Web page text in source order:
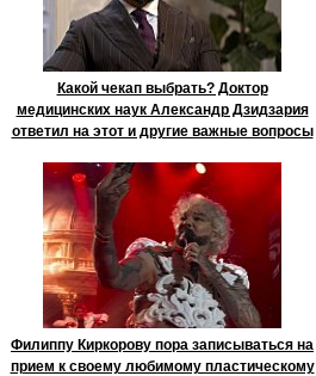
Какой чекап выбрать? Доктор
медицинских наук Александр Дзидзария
ответил на этот и другие важные вопросы
Филиппу Киркорову пора записываться на
прием к своему любимому пластическому